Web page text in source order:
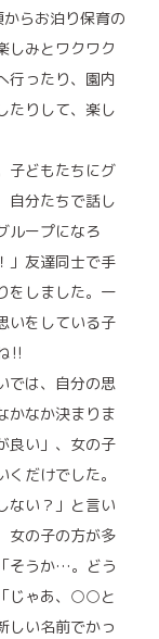
らお泊り保育の
しみとワクワク
行ったり、園内
たりして、楽し
子どもたちにグ
自分たちで話し
ループになろ
」友達同士で手
をしました。一
いをしている子
‼
では、自分の思
かなか決まりま
良い」、女の子
だけでした。
ない？」と言い
女の子の方が多
そうか…。どう
じゃあ、○○と
い名前でかっ